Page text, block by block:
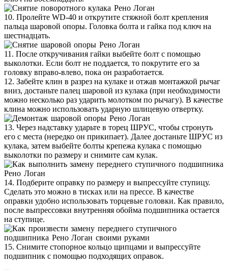
10. Пролейте WD-40 и открутите стяжной болт крепления
пальца шаровой опоры. Головка болта и гайка под ключ на
шестнадцать.
11. После откручивания гайки выбейте болт с помощью
выколотки. Если болт не поддается, то покрутите его за
головку вправо-влево, пока он разработается.
12. Забейте клин в разрез на кулаке и отжав монтажкой рычаг
вниз, достаньте палец шаровой из кулака (при необходимости
можно несколько раз ударить молотком по рычагу). В качестве
клина можно использовать ударную шлицевую отвертку.
13. Через надставку ударьте в торец ШРУС, чтобы стронуть
его с места (нередко он прикипает). Далее достаньте ШРУС из
кулака, затем выбейте болты крепежа кулака с помощью
выколотки по размеру и снимите сам кулак.
14. Подберите оправку по размеру и выпрессуйте ступицу.
Сделать это можно в тисках или на прессе. В качестве
оправки удобно использовать торцевые головки. Как правило,
после выпрессовки внутренняя обойма подшипника остается
на ступице.
15. Снимите стопорное кольцо щипцами и выпрессуйте
подшипник с помощью подходящих оправок.